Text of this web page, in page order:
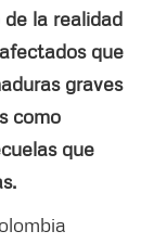
la realidad
que
graves
como
que